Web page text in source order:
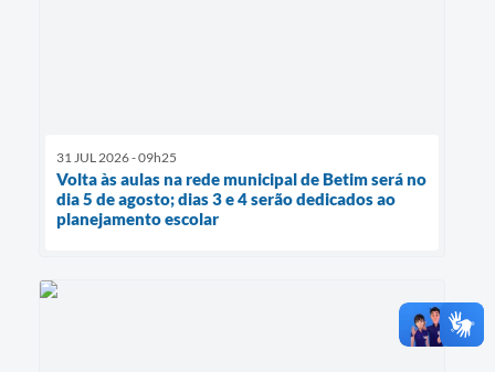
31 JUL 2026 - 09h25
Volta às aulas na rede municipal de Betim será no
dia 5 de agosto; dias 3 e 4 serão dedicados ao
planejamento escolar